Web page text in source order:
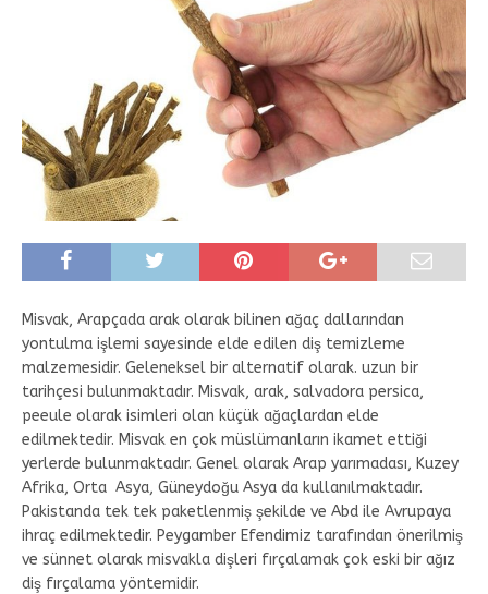
Misvak, Arapçada arak olarak bilinen ağaç dallarından
yontulma işlemi sayesinde elde edilen diş temizleme
malzemesidir. Geleneksel bir alternatif olarak. uzun bir
tarihçesi bulunmaktadır. Misvak, arak, salvadora persica,
peeule olarak isimleri olan küçük ağaçlardan elde
edilmektedir. Misvak en çok müslümanların ikamet ettiği
yerlerde bulunmaktadır. Genel olarak Arap yarımadası, Kuzey
Afrika, Orta Asya, Güneydoğu Asya da kullanılmaktadır.
Pakistanda tek tek paketlenmiş şekilde ve Abd ile Avrupaya
ihraç edilmektedir. Peygamber Efendimiz tarafından önerilmiş
ve sünnet olarak misvakla dişleri fırçalamak çok eski bir ağız
diş fırçalama yöntemidir.